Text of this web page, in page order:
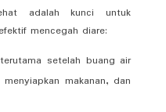
adalah kunci untuk
mencegah diare:
setelah buang air
makanan, dan